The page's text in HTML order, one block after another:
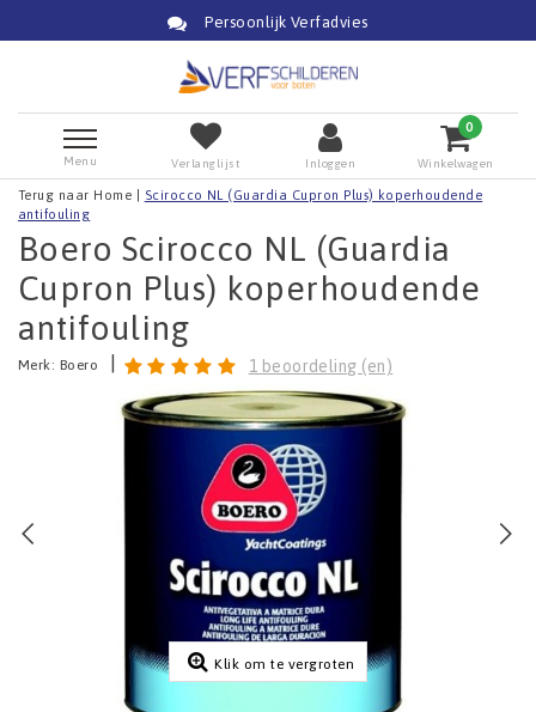
Persoonlijk Verfadvies
Menu Verlanglijst Inloggen
0
Winkelwagen
Terug naar Home
Scirocco NL (Guardia Cupron Plus) koperhoudende
antifouling
Boero Scirocco NL (Guardia
Cupron Plus) koperhoudende
antifouling
Merk: Boero 1 beoordeling (en)
Klik om te vergroten